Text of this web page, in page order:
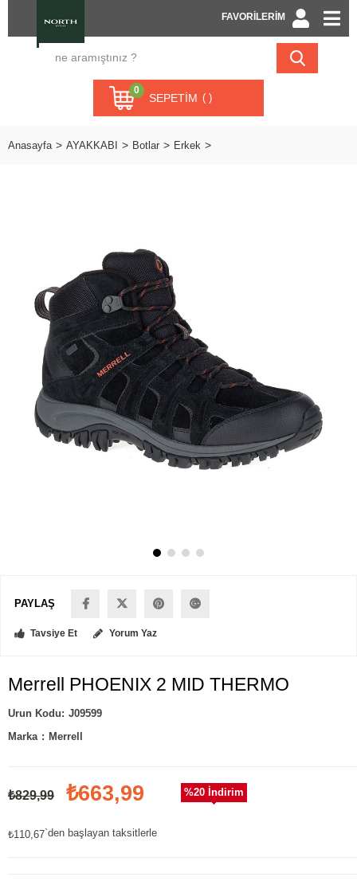
FAVORİLERİM
SEPETIM
0
Anasayfa AYAKKABI Botlar Erkek
PAYLAŞ
Tavsiye Et Yorum Yaz
Merrell PHOENIX 2 MID THERMO
J09599
Marka : Merrell
₺829,99 ₺663,99
₺110,67`den başlayan taksitlerle
%20 İndirim